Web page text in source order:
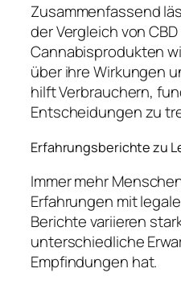
Zusammenfassend
der Vergleich von
Cannabisprodukten
über ihre Wirkungen
hilft Verbrauchern,
Entscheidungen zu
Erfahrungsberichte zu
Immer mehr
Erfahrungen mit
Berichte variieren
unterschiedliche
Empfindungen hat.